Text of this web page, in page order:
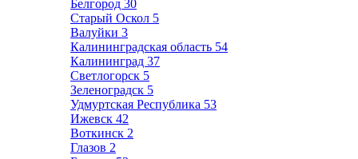
Белгород 30
Старый Оскол 5
Валуйки 3
Калининградская область 54
Калининград 37
Светлогорск 5
Зеленоградск 5
Удмуртская Республика 53
Ижевск 42
Воткинск 2
Глазов 2